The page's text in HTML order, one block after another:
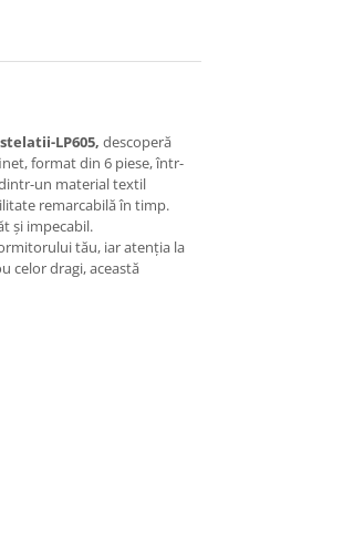
LP605, descoperă
format din 6 piese, într-
un material textil
remarcabilă în timp.
și impecabil.
tău, iar atenția la
celor dragi, această